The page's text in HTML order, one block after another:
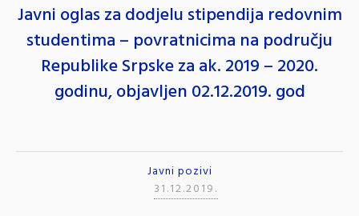
Javni oglas za dodjelu stipendija redovnim
studentima – povratnicima na području
Republike Srpske za ak. 2019 – 2020.
godinu, objavljen 02.12.2019. god
Javni pozivi
31.12.2019.